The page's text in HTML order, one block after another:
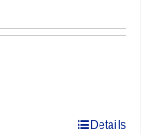
Details